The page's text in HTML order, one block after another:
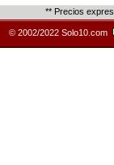
** Precios
© 2002/2022 Solo10.com